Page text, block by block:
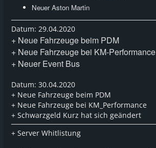
Neuer Aston Martin
Datum: 29.04.2020
+ Neue Fahrzeuge beim PDM
+ Neue Fahrzeuge bei KM-Performance
+ Neuer Event Bus
Datum: 30.04.2020
+ Neue Fahrzeuge beim PDM
+ Neue Fahrzeuge bei KM_Performance
+ Schwarzgeld Kurz hat sich geändert
+ Server Whitlistung